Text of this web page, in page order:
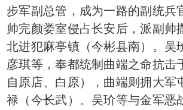
步军副总管，成为一路的副统兵
帅完颜娄室侵占长安后，派副帅
北进犯麻亭镇（今彬县南）。吴
彦琪等，奉都统制曲端之命抗击
自原店、白原），曲端则拥大军
禄（今长武）。吴玠等与金军恶